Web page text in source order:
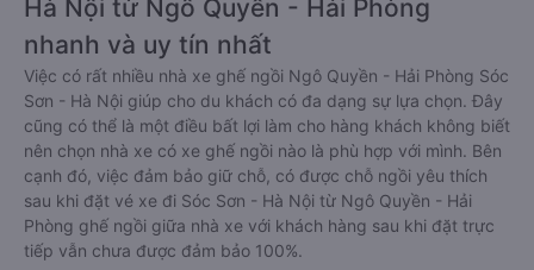
Hà Nội từ Ngô Quyền - Hải Phòng
nhanh và uy tín nhất
Việc có rất nhiều nhà xe ghế ngồi Ngô Quyền - Hải Phòng Sóc
Sơn - Hà Nội giúp cho du khách có đa dạng sự lựa chọn. Đây
cũng có thể là một điều bất lợi làm cho hàng khách không biết
nên chọn nhà xe có xe ghế ngồi nào là phù hợp với mình. Bên
cạnh đó, việc đảm bảo giữ chỗ, có được chỗ ngồi yêu thích
sau khi đặt vé xe đi Sóc Sơn - Hà Nội từ Ngô Quyền - Hải
Phòng ghế ngồi giữa nhà xe với khách hàng sau khi đặt trực
tiếp vẫn chưa được đảm bảo 100%.